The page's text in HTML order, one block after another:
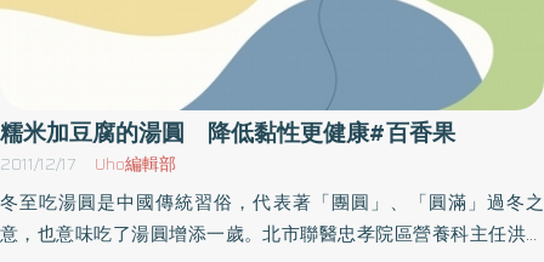
糯米加豆腐的湯圓 降低黏性更健康#百香果
2011/12/17 Uho編輯部
冬至吃湯圓是中國傳統習俗，代表著「團圓」、「圓滿」過冬之
意，也意味吃了湯圓增添一歲。北市聯醫忠孝院區營養科主任洪若